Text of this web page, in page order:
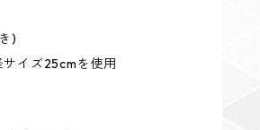
)
イズ25cmを使用